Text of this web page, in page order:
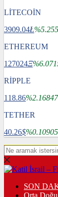
LİTECOİN
3909.04Ł
ETHEREUM
127024Ξ
RİPPLE
118.86%2.16847
TETHER
40.26$%0.10905
SON
Orta Doğu